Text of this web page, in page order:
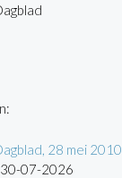
28 mei 2010
30-07-2026